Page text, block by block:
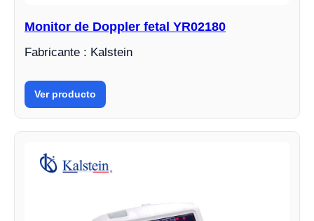
Monitor de Doppler fetal YR02180
Fabricante : Kalstein
Ver producto